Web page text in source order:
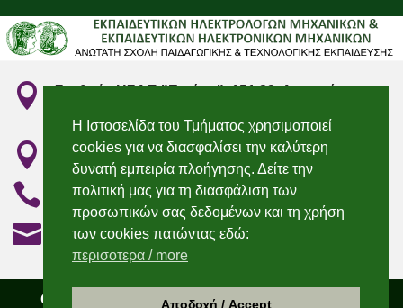

Σταθμός ΗΣΑΠ "Ειρήνη", 151 22, Αμαρούσιο
 "Irini" Metro station, 151 22, Marousi, Attiki
 210 2896736 & 210 2896750
 elecengedu@aspete.gr
Copyright 2021 – Τμήμα Εκπαιδευτικών
Η Ιστοσελίδα του Τμήματος χρησιμοποιεί
cookies για να διασφαλίσει την καλύτερη
δυνατή εμπειρία πλοήγησης. Δείτε την
πολιτική μας για τη διασφάλιση των
προσωπικών σας δεδομένων και τη χρήση
των cookies πατώντας εδώ:
περισοτερα / more
Αποδοχή / Accept